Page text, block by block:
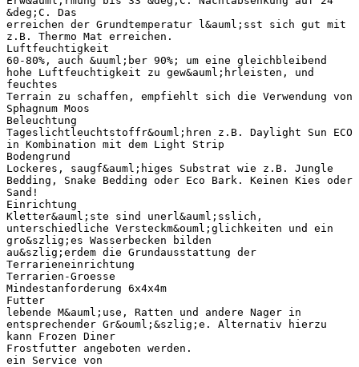
&deg;C. Das
erreichen der Grundtemperatur l&auml;sst sich gut mit
z.B. Thermo Mat erreichen.
Luftfeuchtigkeit
60-80%, auch &uuml;ber 90%; um eine gleichbleibend
hohe Luftfeuchtigkeit zu gew&auml;hrleisten, und
feuchtes
Terrain zu schaffen, empfiehlt sich die Verwendung von
Sphagnum Moos
Beleuchtung
Tageslichtleuchtstoffr&ouml;hren z.B. Daylight Sun ECO
in Kombination mit dem Light Strip
Bodengrund
Lockeres, saugf&auml;higes Substrat wie z.B. Jungle
Bedding, Snake Bedding oder Eco Bark. Keinen Kies oder
Sand!
Einrichtung
Kletter&auml;ste sind unerl&auml;sslich,
unterschiedliche Versteckm&ouml;glichkeiten und ein
gro&szlig;es Wasserbecken bilden
au&szlig;erdem die Grundausstattung der
Terrarieneinrichtung
Terrarien-Groesse
Mindestanforderung 6x4x4m
Futter
lebende M&auml;use, Ratten und andere Nager in
entsprechender Gr&ouml;&szlig;e. Alternativ hierzu
kann Frozen Diner
Frostfutter angeboten werden.